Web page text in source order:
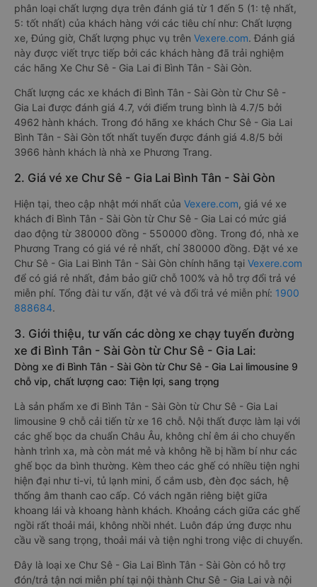
phân loại chất lượng dựa trên đánh giá từ 1 đến 5 (1: tệ nhất,
5: tốt nhất) của khách hàng với các tiêu chí như: Chất lượng
xe, Đúng giờ, Chất lượng phục vụ trên Vexere.com. Đánh giá
này được viết trực tiếp bởi các khách hàng đã trải nghiệm
các hãng Xe Chư Sê - Gia Lai đi Bình Tân - Sài Gòn.
Chất lượng các xe khách đi Bình Tân - Sài Gòn từ Chư Sê -
Gia Lai được đánh giá 4.7, với điểm trung bình là 4.7/5 bởi
4962 hành khách. Trong đó hãng xe khách Chư Sê - Gia Lai
Bình Tân - Sài Gòn tốt nhất tuyến được đánh giá 4.8/5 bởi
3966 hành khách là nhà xe Phương Trang.
2. Giá vé xe Chư Sê - Gia Lai Bình Tân - Sài Gòn
Hiện tại, theo cập nhật mới nhất của Vexere.com, giá vé xe
khách đi Bình Tân - Sài Gòn từ Chư Sê - Gia Lai có mức giá
dao động từ 380000 đồng - 550000 đồng. Trong đó, nhà xe
Phương Trang có giá vé rẻ nhất, chỉ 380000 đồng. Đặt vé xe
Chư Sê - Gia Lai Bình Tân - Sài Gòn chính hãng tại Vexere.com
để có giá rẻ nhất, đảm bảo giữ chỗ 100% và hỗ trợ đổi trả vé
miễn phí. Tổng đài tư vấn, đặt vé và đổi trả vé miễn phí: 1900
888684.
3. Giới thiệu, tư vấn các dòng xe chạy tuyến đường
xe đi Bình Tân - Sài Gòn từ Chư Sê - Gia Lai:
Dòng xe đi Bình Tân - Sài Gòn từ Chư Sê - Gia Lai limousine 9
chỗ vip, chất lượng cao: Tiện lợi, sang trọng
Là sản phẩm xe đi Bình Tân - Sài Gòn từ Chư Sê - Gia Lai
limousine 9 chỗ cải tiến từ xe 16 chỗ. Nội thất được làm lại với
các ghế bọc da chuẩn Châu Âu, không chỉ êm ái cho chuyến
hành trình xa, mà còn mát mẻ và không hề bị hầm bí như các
ghế bọc da bình thường. Kèm theo các ghế có nhiều tiện nghi
hiện đại như ti-vi, tủ lạnh mini, ổ cắm usb, đèn đọc sách, hệ
thống âm thanh cao cấp. Có vách ngăn riêng biệt giữa
khoang lái và khoang hành khách. Khoảng cách giữa các ghế
ngồi rất thoải mái, không nhồi nhét. Luôn đáp ứng được nhu
cầu về sang trọng, thoải mái và tiện nghi trong việc di chuyển.
Đây là loại xe Chư Sê - Gia Lai Bình Tân - Sài Gòn có hỗ trợ
đón/trả tận nơi miễn phí tại nội thành Chư Sê - Gia Lai và nội